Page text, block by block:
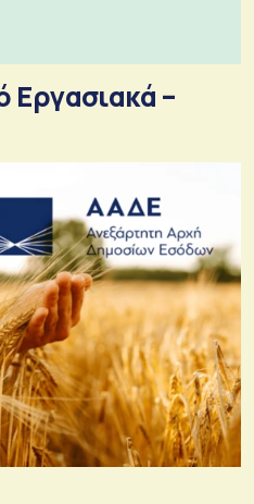
Εργασιακά –